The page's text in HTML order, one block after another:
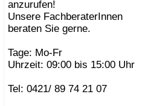
anzurufen!
Unsere FachberaterInnen
beraten Sie gerne.
Tage: Mo-Fr
Uhrzeit: 09:00 bis 15:00 Uhr
Tel: 0421/ 89 74 21 07